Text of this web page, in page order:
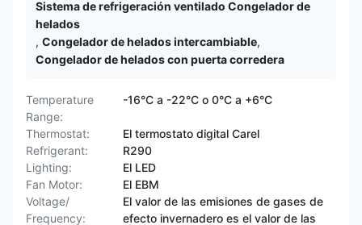
Sistema de refrigeración ventilado Congelador de
helados
, Congelador de helados intercambiable,
Congelador de helados con puerta corredera
Temperature
Range:
-16°C a -22°C o 0°C a +6°C
Thermostat:
El termostato digital Carel
Refrigerant:
R290
Lighting:
El LED
Fan Motor:
El EBM
Voltage/
Frequency:
El valor de las emisiones de gases de
efecto invernadero es el valor de las